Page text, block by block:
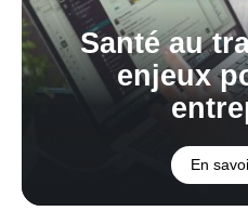
Santé au
enjeux
En